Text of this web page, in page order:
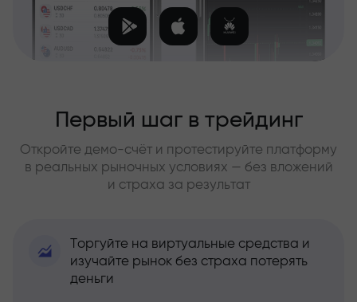
Первый шаг в трейдинг
Откройте демо-счёт и протестируйте платформу
в реальных рыночных условиях — без вложений
и страха за результат
Торгуйте на виртуальные средства и
изучайте рынок без страха потерять
деньги